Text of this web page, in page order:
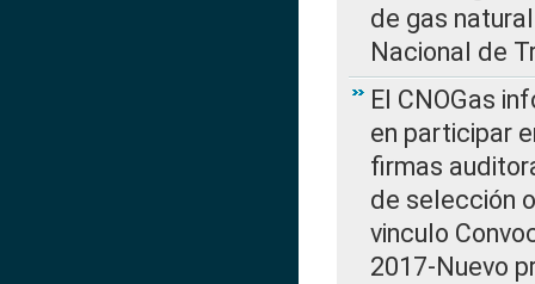
de gas
Nacional de
El CNOGas
en participar
firmas
de selección
vinculo
2017-Nuevo